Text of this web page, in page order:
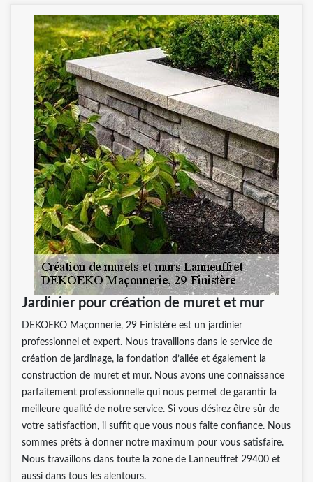
Jardinier pour création de muret et mur
DEKOEKO Maçonnerie, 29 Finistère est un jardinier
professionnel et expert. Nous travaillons dans le service de
création de jardinage, la fondation d’allée et également la
construction de muret et mur. Nous avons une connaissance
parfaitement professionnelle qui nous permet de garantir la
meilleure qualité de notre service. Si vous désirez être sûr de
votre satisfaction, il suffit que vous nous faite confiance. Nous
sommes prêts à donner notre maximum pour vous satisfaire.
Nous travaillons dans toute la zone de Lanneuffret 29400 et
aussi dans tous les alentours.